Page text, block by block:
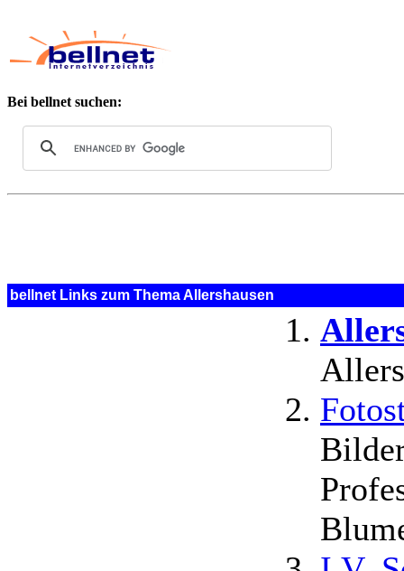
Bei bellnet suchen:
bellnet Links zum Thema Allershausen